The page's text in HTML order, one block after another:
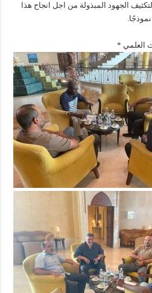
الجهود المبذولة من اجل انجاح هذا
العلمي *